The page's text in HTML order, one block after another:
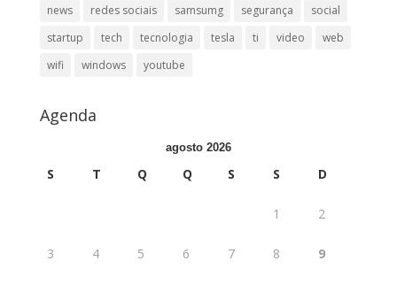
news
redes sociais samsumg segurança
social
startup
tech tecnologia tesla ti video
web
wifi
windows youtube
Agenda
agosto 2026
S T Q Q S S D
1 2
3 4 5 6 7 8 9